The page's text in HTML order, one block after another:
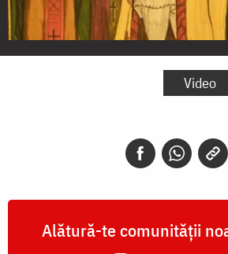
Sfinții
Galeș,
Video
Alătură-te comunității